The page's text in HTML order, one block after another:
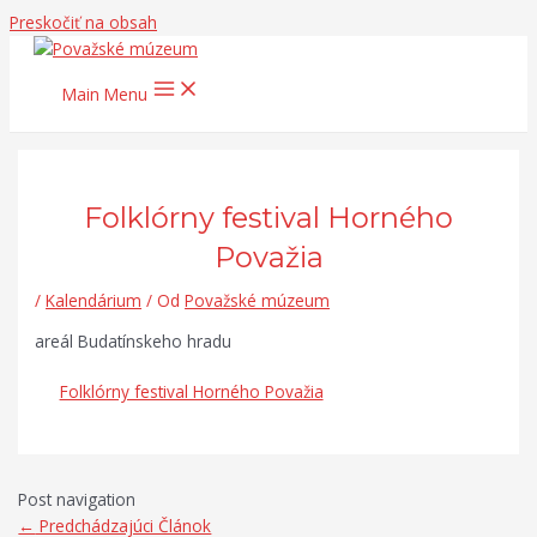
Preskočiť na obsah
Main Menu
Folklórny festival Horného
Považia
/Kalendárium / Od Považské múzeum
areál Budatínskeho hradu
Folklórny festival Horného Považia
Post navigation
← Predchádzajúci Článok